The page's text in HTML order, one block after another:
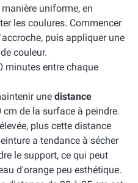
uniforme, en
les coulures. Commencer
puis appliquer une
couleur.
minutes entre chaque
une distance
cm de la surface à peindre.
plus cette distance
a tendance à sécher
le support, ce qui peut
d'orange peu esthétique.